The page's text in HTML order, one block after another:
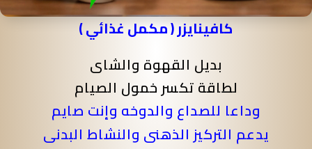
كافينايزر ( مكمل غذائي )
بديل القهوة والشاى
لطاقة تكسر خمول الصيام
وداعا للصداع والدوخه وإنت صايم
يدعم التركيز الذهنى والنشاط البدنى